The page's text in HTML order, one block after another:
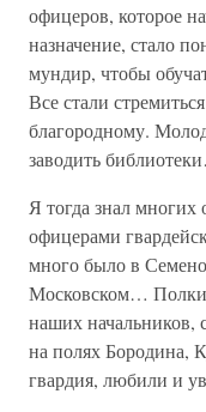
офицеров, которое
назначение, стало
мундир, чтобы
Все стали
благородному.
заводить
Я тогда знал
офицерами
много было в
Московском…
наших начальников,
на полях Бородина,
гвардия, любили и